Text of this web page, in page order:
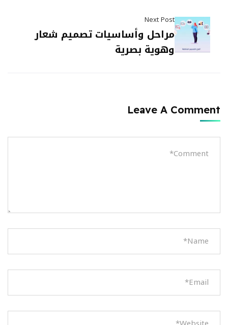
Next Post
مراحل وأساسيات تصميم شعار
وهوية بصرية
Leave A Comment